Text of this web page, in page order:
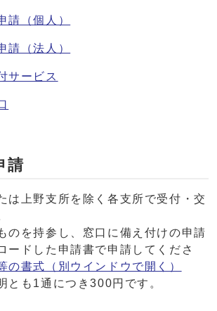
請（個人）
請（法人）
サービス
請
は上野支所を除く各支所で受付・交
のを持参し、窓口に備え付けの申請
ードした申請書で申請してくださ
の書式
（別ウインドウで開く）
とも1通につき300円です。